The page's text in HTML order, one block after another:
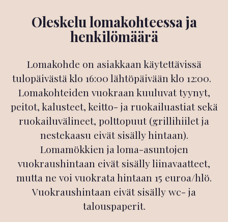
Oleskelu lomakohteessa ja
henkilömäärä
Lomakohde on asiakkaan käytettävissä
tulopäivästä klo 16:00 lähtöpäivään klo 12:00.
Lomakohteiden vuokraan kuuluvat tyynyt,
peitot, kalusteet, keitto- ja ruokailuastiat sekä
ruokailuvälineet, polttopuut (grillihiilet ja
nestekaasu eivät sisälly hintaan).
Lomamökkien ja loma-asuntojen
vuokraushintaan eivät sisälly liinavaatteet,
mutta ne voi vuokrata hintaan 15 euroa/hlö.
Vuokraushintaan eivät sisälly wc- ja
talouspaperit.